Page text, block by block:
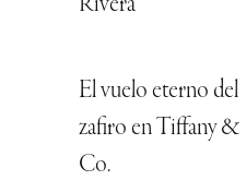
Rivera
El vuelo eterno del
zafiro en Tiffany &
Co.